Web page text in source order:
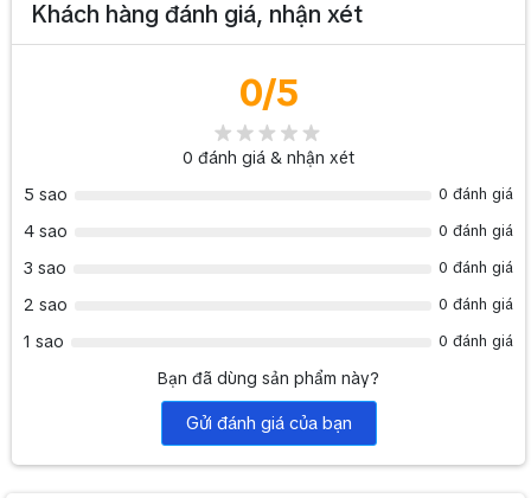
Khách hàng đánh giá, nhận xét
0/5
0 đánh giá & nhận xét
5 sao
0 đánh giá
4 sao 0 đánh giá
3 sao 0 đánh giá
2 sao 0 đánh giá
1 sao 0 đánh giá
Bạn đã dùng sản phẩm này?
Gửi đánh giá của bạn